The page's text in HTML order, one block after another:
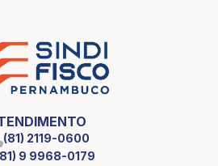
(81) 2119-0600
9 9968-0179